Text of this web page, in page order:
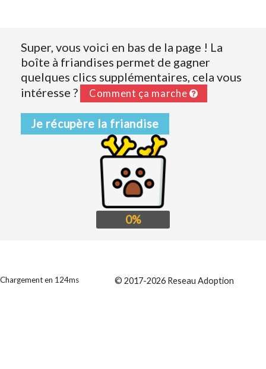
Super, vous voici en bas de la page ! La
boîte à friandises permet de gagner
quelques clics supplémentaires, cela vous
intéresse ?
Comment ça marche
Je récupère la friandise
0%
Chargement en 124ms © 2017-2026 Reseau Adoption